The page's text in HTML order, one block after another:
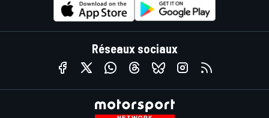
Réseaux sociaux